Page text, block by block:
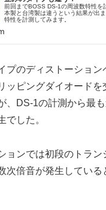
前回までBOSS DS-1の周波数特性を
本製と台湾製は違うという結果が出
特性を計測してみます。
プのディストーション
ッピングダイオード
、DS-1の計測から最
でした。
ョンでは初段のトラン
次倍音が発生している